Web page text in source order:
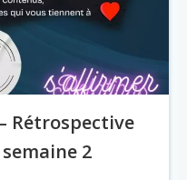
Rétrospective
semaine 2